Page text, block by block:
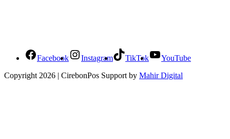
Facebook Instagram TikTok
YouTube
Copyright 2026 | CirebonPos Support by Mahir Digital